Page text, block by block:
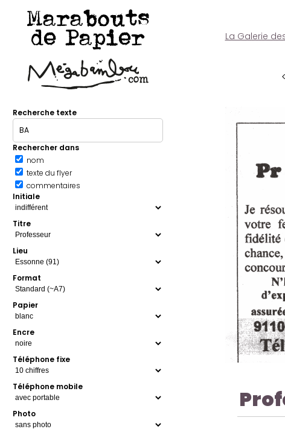
Marabouts
de Papier
Recherche texte
Rechercher dans
nom
texte du flyer
commentaires
Initiale
Titre
Lieu
Format
Papier
Encre
Téléphone fixe
Téléphone mobile
Photo
La Galerie